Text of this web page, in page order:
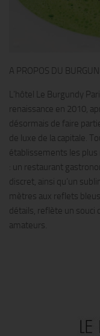
A PROPOS DU
L’hôtel Le Burgundy
renaissance en 2010,
désormais de faire
de luxe de la capitale.
établissements les
: un restaurant
discret, ainsi qu’un
mètres aux reflets
détails, reflète un souci
amateurs.